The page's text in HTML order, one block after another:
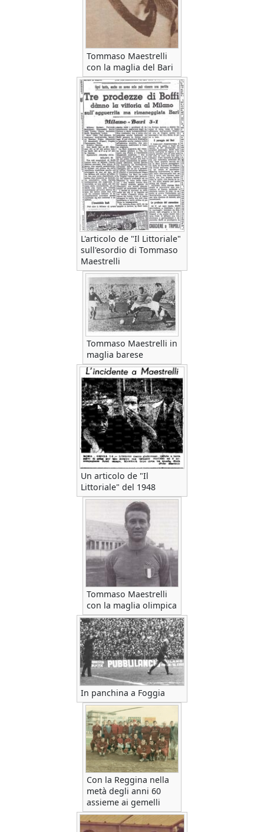
Tommaso Maestrelli
con la maglia del Bari
L'articolo de "Il Littoriale"
sull'esordio di Tommaso
Maestrelli
Tommaso Maestrelli in
maglia barese
Un articolo de "Il
Littoriale" del 1948
Tommaso Maestrelli
con la maglia olimpica
In panchina a Foggia
Con la Reggina nella
metà degli anni 60
assieme ai gemelli